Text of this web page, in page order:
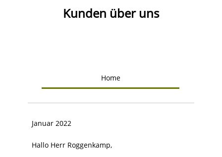
Kunden über uns
Home
Januar 2022
Hallo Herr Roggenkamp,